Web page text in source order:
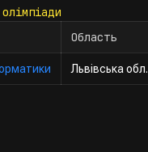
Область
Львівська обл.